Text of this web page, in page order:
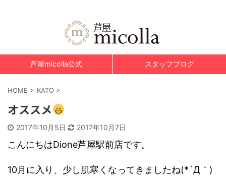
芦屋micolla公式 スタッフブログ
HOME > KATO >
オススメ
2017年10月5日 2017年10月7日
こんにちはDione芦屋駅前店です。
10月に入り、少し肌寒くなってきましたね(*´Д｀)